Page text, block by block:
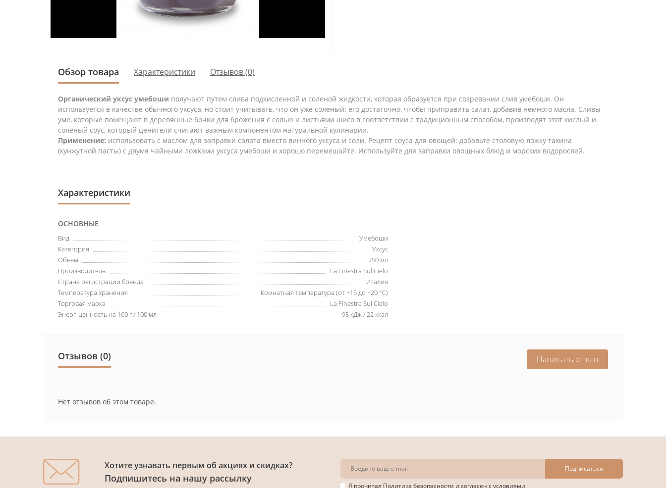
Обзор товара Характеристики Отзывов (0)
Органический уксус умебоши получают путем слива подкисленной и соленой жидкости, которая образуется при созревании слив умебоши. Он
используется в качестве обычного уксуса, но стоит учитывать, что он уже соленый: его достаточно, чтобы приправить салат, добавив немного масла. Сливы
уме, которые помещают в деревянные бочки для брожения с солью и листьями шисо в соответствии с традиционным способом, производят этот кислый и
соленый соус, который ценители считают важным компонентом натуральной кулинарии.
Применение: использовать с маслом для заправки салата вместо винного уксуса и соли. Рецепт соуса для овощей: добавьте столовую ложку тахина
(кунжутной пасты) с двумя чайными ложками уксуса умебоши и хорошо перемешайте. Используйте для заправки овощных блюд и морских водорослей.
Характеристики
ОСНОВНЫЕ
Вид
Умебоши
Категория
Уксус
Объем
250 мл
Производитель
La Finestra Sul Cielo
Страна регистрации бренда
Италия
Температура хранения
Комнатная температура (от +15 до +20 °C)
Торговая марка
La Finestra Sul Cielo
Энерг. ценность на 100 г / 100 мл
95 кДж / 22 ккал
Отзывов (0) Написать отзыв
Нет отзывов об этом товаре.
Хотите узнавать первым об акциях и скидках?
Подпишитесь на нашу рассылку
Подписаться
Я прочитал Политика безопасности и согласен с условиями